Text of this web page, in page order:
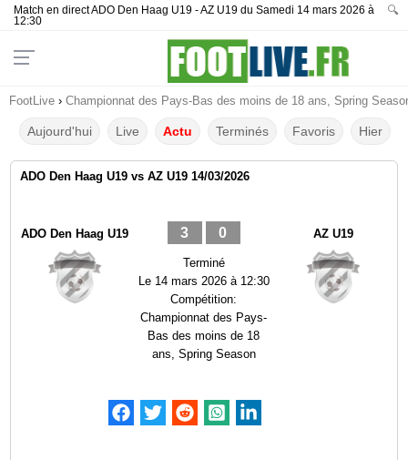
Match en direct ADO Den Haag U19 - AZ U19 du Samedi 14 mars 2026 à
12:30
🔍
FootLive › Championnat des Pays-Bas des moins de 18 ans, Spring
Aujourd'hui Live Actu Terminés Favoris Hier
ADO Den Haag U19 vs AZ U19 14/03/2026
ADO Den Haag U19 3 0
Terminé
Le 14 mars 2026 à 12:30
Compétition:
Championnat des Pays-
Bas des moins de 18
ans, Spring Season
AZ U19